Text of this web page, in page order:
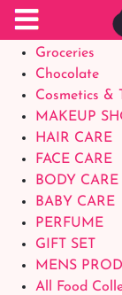
Food
Baby Foods
Groceries
Chocolate
Cosmetics &
MAKEUP
HAIR CARE
FACE CARE
BODY CARE
BABY CARE
PERFUME
GIFT SET
MENS
All Food